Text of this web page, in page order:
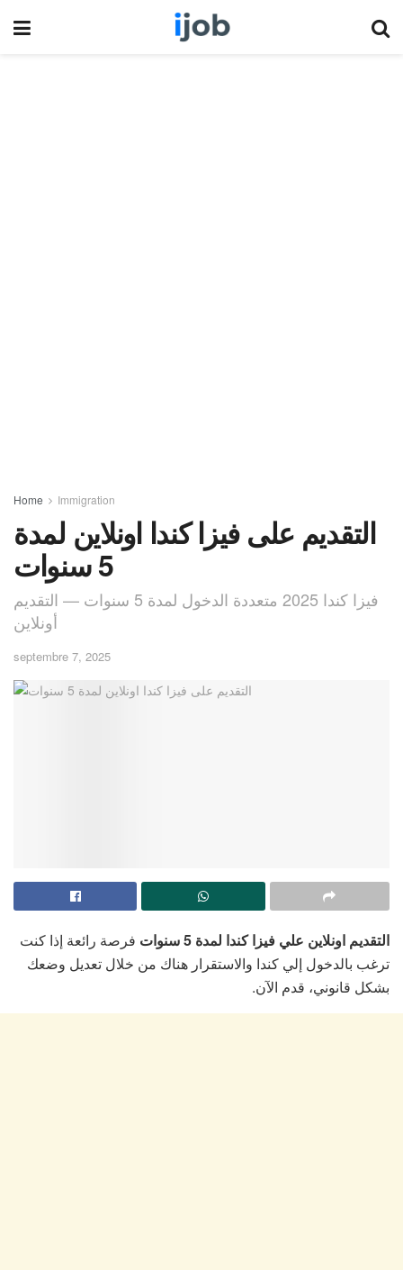
Home Immigration
التقديم على فيزا كندا اونلاين لمدة
5 سنوات
فيزا كندا 2025 متعددة الدخول لمدة 5 سنوات — التقديم
أونلاين
septembre 7, 2025
التقديم اونلاين علي فيزا كندا لمدة 5 سنوات
فرصة رائعة إذا كنت
ترغب بالدخول إلي كندا والاستقرار هناك من خلال تعديل وضعك
بشكل قانوني، قدم الآن.